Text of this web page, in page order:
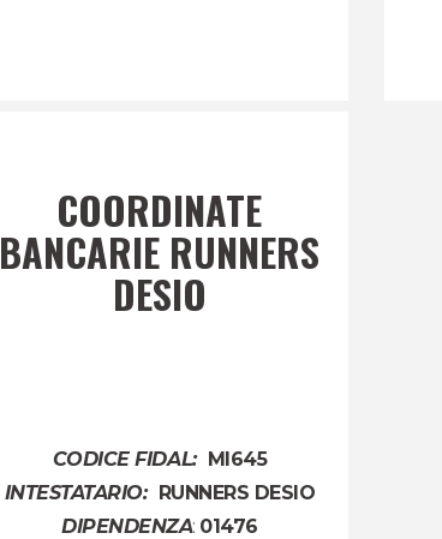
COORDINATE
BANCARIE RUNNERS
DESIO
CODICE FIDAL:MI645
INTESTATARIO:RUNNERS DESIO
DIPENDENZA: 01476